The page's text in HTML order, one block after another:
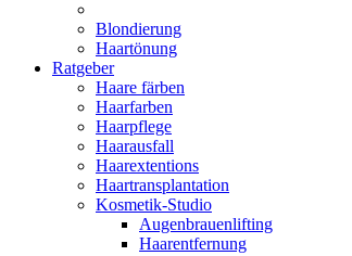
Blondierung
Haartönung
Ratgeber
Haare färben
Haarfarben
Haarpflege
Haarausfall
Haarextentions
Haartransplantation
Kosmetik-Studio
Augenbrauenlifting
Haarentfernung